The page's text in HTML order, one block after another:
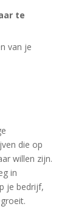
te
van je
die op
willen zijn.
in
je bedrijf,